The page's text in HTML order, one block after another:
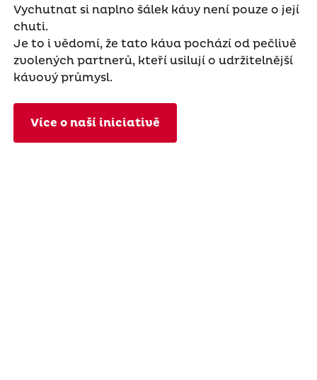
Vychutnat si naplno šálek kávy není pouze o její
chuti.
Je to i vědomí, že tato káva pochází od pečlivě
zvolených partnerů, kteří usilují o udržitelnější
kávový průmysl.
Více o naší iniciativě